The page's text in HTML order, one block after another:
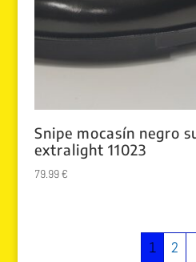
Snipe mocasín negro
extralight 11023
79.99€
1 2